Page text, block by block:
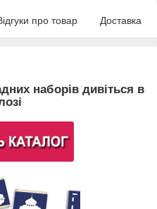
про товар Доставка
наборів дивіться в